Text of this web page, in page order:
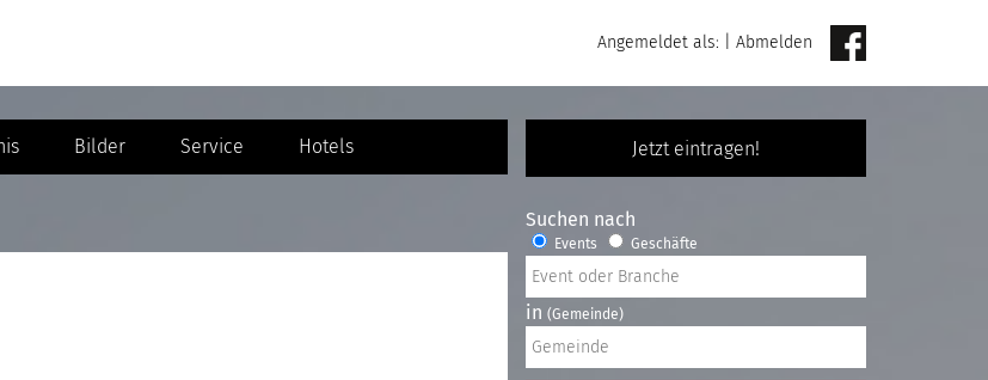
Angemeldet als: Abmelden
Jetzt eintragen!
Bilder Service Hotels
Suchen nach
Events Geschäfte
in (Gemeinde)